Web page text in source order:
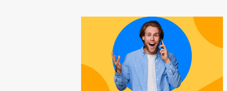
su come rispondere alle aspettative del c...
Novembre e per tutto il mese di Dicembre il
portale e motore di ricerca aziendale
caminisulweb.it , specializzato nel campo
degli impianti di riscaldamento, stufe e
camini, e fumisteria in generale offre la
registrazione gratuita a vantaggio di tutte le